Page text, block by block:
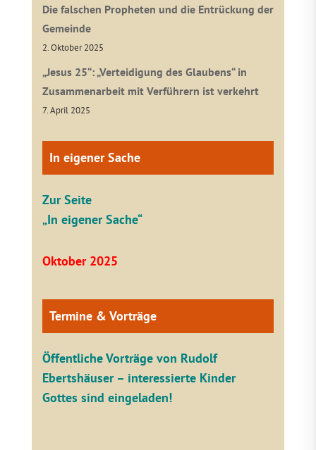
Die falschen Propheten und die Entrückung der
Gemeinde
2. Oktober 2025
„Jesus 25“: „Verteidigung des Glaubens“ in
Zusammenarbeit mit Verführern ist verkehrt
7. April 2025
In eigener Sache
Zur Seite
„In eigener Sache“
Oktober 2025
Termine & Vorträge
Öffentliche Vorträge von Rudolf
Ebertshäuser – interessierte Kinder
Gottes sind eingeladen!